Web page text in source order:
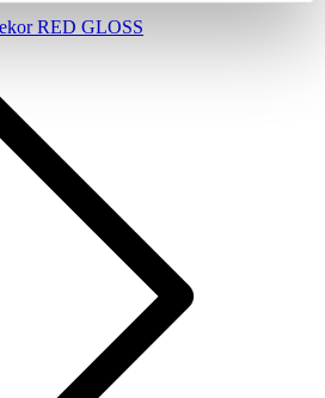
RED GLOSS